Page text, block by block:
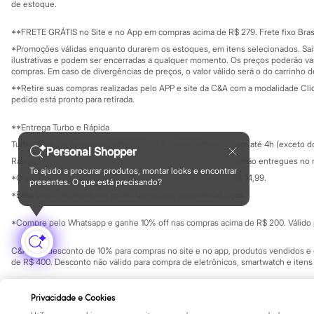
Clock House
Sawary
Yessica
Moda esportiva
Acessórios
Calçados
Leggings
Tops
Moda íntima
Calcinhas
Cintas e Modeladores
Meias
Sutiãs e Tops
Moda praia
Biquínis
Maiôs
Saídas de praia
Personagens
Plus size
Blusas e Camisetas
Personal Shopper
Te ajudo a procurar produtos, montar looks e encontrar
presentes. O que está precisando?
Investidores
Privacidade
Configuração de cookies
Minha privacidade
Educação
Formas de pagamento
de estoque.
**FRETE GRÁTIS no Site e no App em compras acima de R$ 279. Frete fixo
*Promoções válidas enquanto durarem os estoques, em itens selecionados.
ilustrativas e podem ser encerradas a qualquer momento. Os preços poderão
compras. Em caso de divergências de preços, o valor válido será o do carrinho
**Retire suas compras realizadas pelo APP e site da C&A com a modalidade
pedido está pronto para retirada.
**Entrega Turbo e Rápida
Turbo: Pedidos aprovados entre 10h e 17h, serão entregues em até 4h (exceto
Rápida: Pedidos com os pagamentos aprovados até as 10h, serão entregues
*O valor do frete para o turbo é R$ 24,99 e para a rápida é R$ 14,99.
*Essa condição ainda não estará disponível em todas as lojas.
*Compre pelo Whatsapp e ganhe 10% off nas compras acima de R$ 200.
C&A Pay: desconto de 10% para compras no site e no app, produtos vendidos
de R$ 400. Desconto não válido para compra de eletrônicos, smartwatch e
SP Cep: 06455-000 CNPJ 45.242.914/0001-05
Privacidade e Cookies